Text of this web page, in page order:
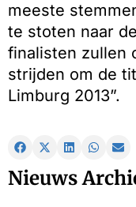
meeste
te stoten naar
finalisten zullen
strijden om de
Limburg 2013”.
Nieuws